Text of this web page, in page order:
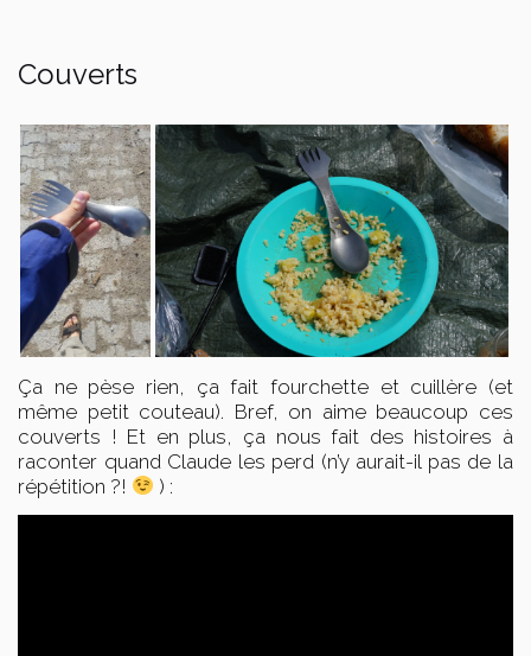
Couverts
Ça ne pèse rien, ça fait fourchette et cuillère (et
même petit couteau). Bref, on aime beaucoup ces
couverts ! Et en plus, ça nous fait des histoires à
raconter quand Claude les perd (n’y aurait-il pas de la
répétition ?!
) :